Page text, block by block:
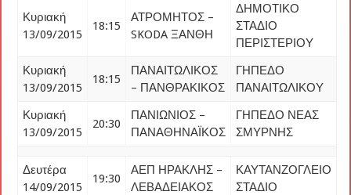
Κυριακή
13/09/2015
18:15
ΑΤΡΟΜΗΤΟΣ –
SKODA ΞΑΝΘΗ
ΔΗΜΟΤΙΚΟ
ΣΤΑΔΙΟ
ΠΕΡΙΣΤΕΡΙΟΥ
Κυριακή
13/09/2015
18:15
ΠΑΝΑΙΤΩΛΙΚΟΣ
– ΠΑΝΘΡΑΚΙΚΟΣ
ΓΗΠΕΔΟ
ΠΑΝΑΙΤΩΛΙΚΟΥ
Κυριακή
13/09/2015
20:30
ΠΑΝΙΩΝΙΟΣ –
ΠΑΝΑΘΗΝΑΪΚΟΣ
ΓΗΠΕΔΟ ΝΕΑΣ
ΣΜΥΡΝΗΣ
Δευτέρα
14/09/2015
19:30
ΑΕΠ ΗΡΑΚΛΗΣ –
ΛΕΒΑΔΕΙΑΚΟΣ
ΚΑΥΤΑΝΖΟΓΛΕΙΟ
ΣΤΑΔΙΟ